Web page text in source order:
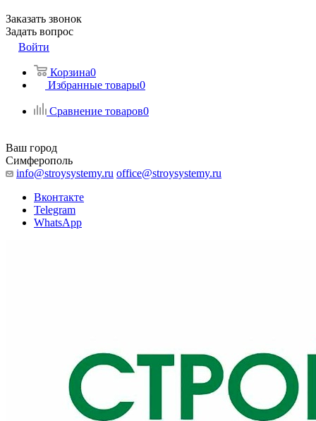
Заказать звонок
Задать вопрос
Войти
Корзина0
Избранные товары0
Сравнение товаров0
Ваш город
Симферополь
info@stroysystemy.ru office@stroysystemy.ru
Вконтакте
Telegram
WhatsApp